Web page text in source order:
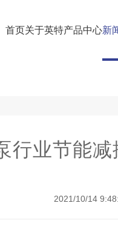
首页关于英特产品中心新
行业节能
2021/10/14